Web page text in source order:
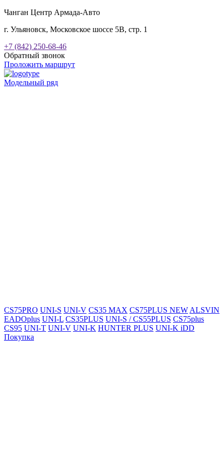
Чанган Центр Армада-Авто
г. Ульяновск, Московское шоссе 5В, стр. 1
+7 (842) 250-68-46
Обратный звонок
Проложить маршрут
Модельный ряд
CS75PRO UNI-S UNI-V CS35 MAX CS75PLUS NEW ALSVIN
EADOplus UNI-L CS35PLUS UNI-S / CS55PLUS CS75plus
CS95 UNI-T UNI-V UNI-K HUNTER PLUS UNI-K iDD
Покупка